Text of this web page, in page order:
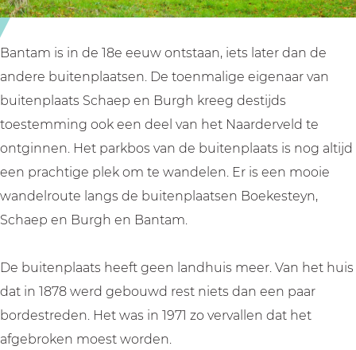
Bantam is in de 18e eeuw ontstaan, iets later dan de
andere buitenplaatsen. De toenmalige eigenaar van
buitenplaats Schaep en Burgh kreeg destijds
toestemming ook een deel van het Naarderveld te
ontginnen. Het parkbos van de buitenplaats is nog altijd
een prachtige plek om te wandelen. Er is een mooie
wandelroute langs de buitenplaatsen Boekesteyn,
Schaep en Burgh en Bantam.
De buitenplaats heeft geen landhuis meer. Van het huis
dat in 1878 werd gebouwd rest niets dan een paar
bordestreden. Het was in 1971 zo vervallen dat het
afgebroken moest worden.